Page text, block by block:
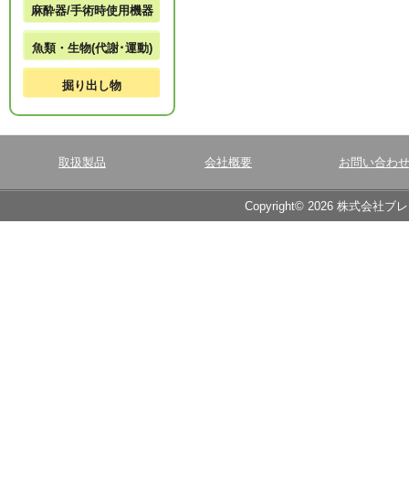
麻酔器/手術時使用機器
魚類・生物(代謝･運動)
掘り出し物
取扱製品 会社概要 お問い合わせ
Copyright© 2026 株式会社ブ